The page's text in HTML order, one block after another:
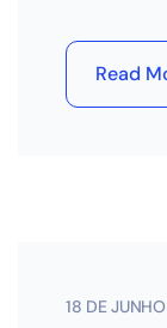
Read
18 DE